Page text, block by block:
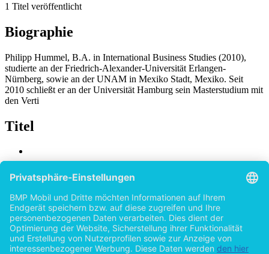
1 Titel veröffentlicht
Biographie
Philipp Hummel, B.A. in International Business Studies (2010),
studierte an der Friedrich-Alexander-Universität Erlangen-
Nürnberg, sowie an der UNAM in Mexiko Stadt, Mexiko. Seit
2010 schließt er an der Universität Hamburg sein Masterstudium mit
den Verti
Titel
Familieneigentum und organisatorische
Auswahl einer geeigneten Industrie für ein
Forschungsprojekt
vonPhilipp Hummel (Autor:in) 2012
©2010 Bachelorarbeit 66 Seiten